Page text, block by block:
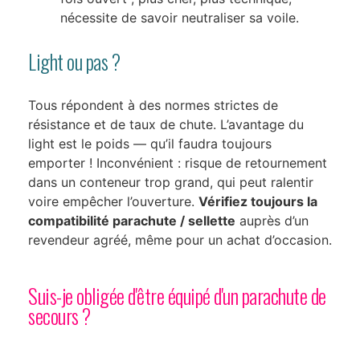
nécessite de savoir neutraliser sa voile.
Light ou pas ?
Tous répondent à des normes strictes de
résistance et de taux de chute. L’avantage du
light est le poids — qu’il faudra toujours
emporter ! Inconvénient : risque de retournement
dans un conteneur trop grand, qui peut ralentir
voire empêcher l’ouverture. Vérifiez toujours la
compatibilité parachute / sellette auprès d’un
revendeur agréé, même pour un achat d’occasion.
Suis-je obligée d'être équipé d'un parachute de
secours ?